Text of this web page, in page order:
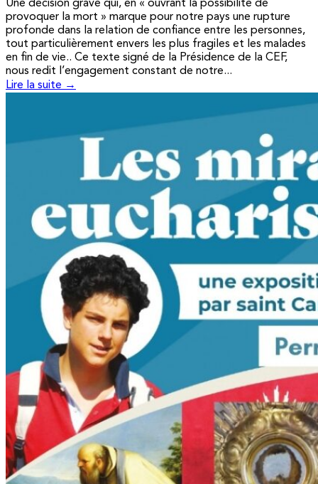
Une décision grave qui, en « ouvrant la possibilité de
provoquer la mort » marque pour notre pays une rupture
profonde dans la relation de confiance entre les personnes,
tout particulièrement envers les plus fragiles et les malades
en fin de vie.. Ce texte signé de la Présidence de la CEF,
nous redit l’engagement constant de notre...
Lire la suite →